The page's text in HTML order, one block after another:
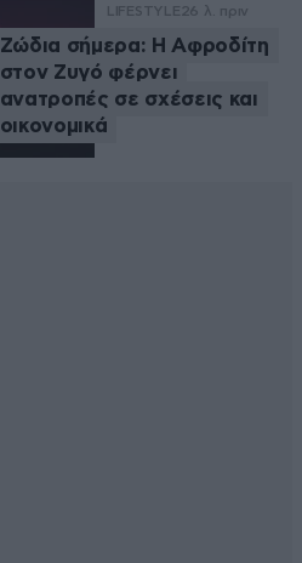
LIFESTYLE26 λ. πριν
Ζώδια σήμερα: Η Αφροδίτη
στον Ζυγό φέρνει
ανατροπές σε σχέσεις και
οικονομικά